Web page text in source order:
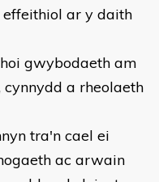
ar y daith
gwybodaeth am
a rheolaeth
tra'n cael ei
ac arwain